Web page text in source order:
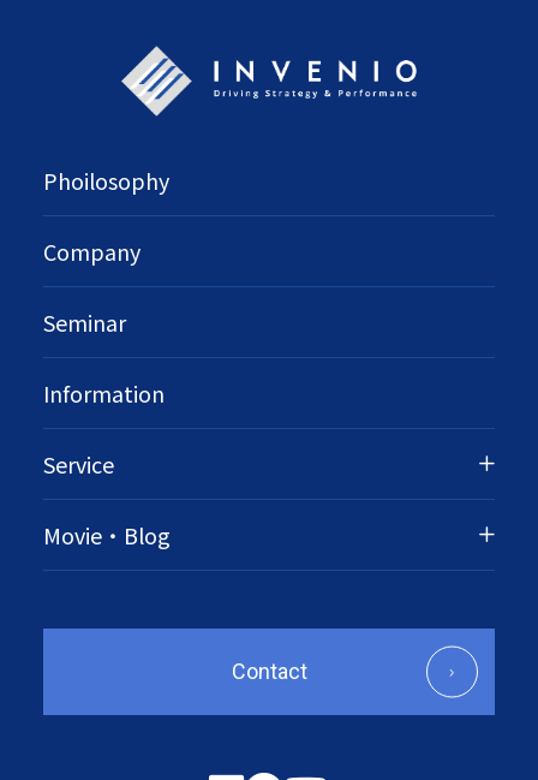
Phoilosophy
Company
Seminar
Information
Service
Movie・Blog
Contact